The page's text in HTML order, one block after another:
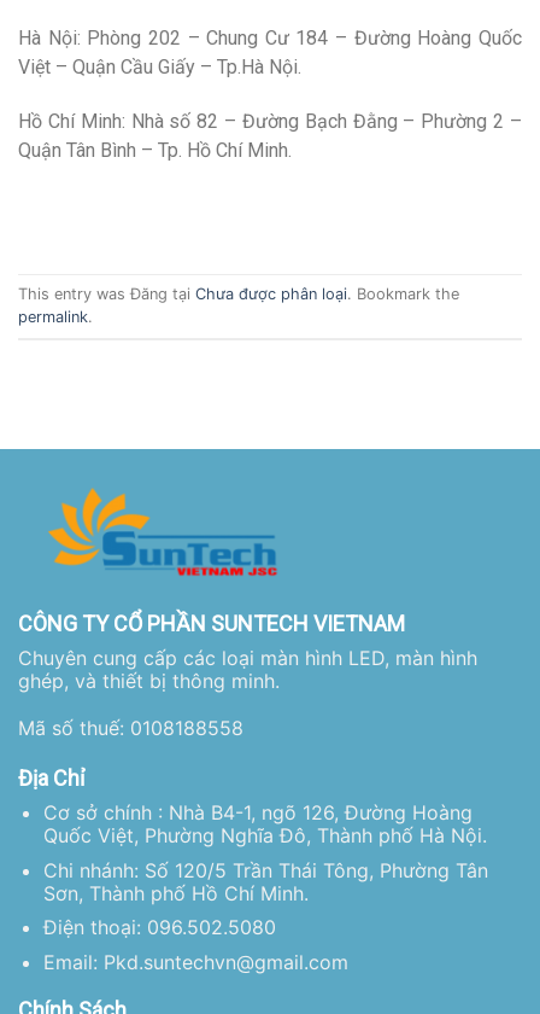
Hà Nội: Phòng 202 – Chung Cư 184 – Đường Hoàng Quốc
Việt – Quận Cầu Giấy – Tp.Hà Nội.
Hồ Chí Minh: Nhà số 82 – Đường Bạch Đằng – Phường 2 –
Quận Tân Bình – Tp. Hồ Chí Minh.
This entry was Đăng tại Chưa được phân loại. Bookmark the
permalink.
CÔNG TY CỔ PHẦN SUNTECH VIETNAM
Chuyên cung cấp các loại màn hình LED, màn hình
ghép, và thiết bị thông minh.
Mã số thuế: 0108188558
Địa Chỉ
Cơ sở chính : Nhà B4-1, ngõ 126, Đường Hoàng
Quốc Việt, Phường Nghĩa Đô, Thành phố Hà Nội.
Chi nhánh: Số 120/5 Trần Thái Tông, Phường Tân
Sơn, Thành phố Hồ Chí Minh.
Điện thoại: 096.502.5080
Email: Pkd.suntechvn@gmail.com